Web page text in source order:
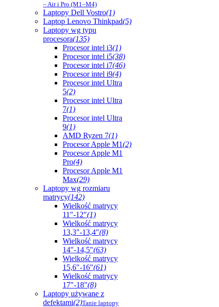
– Air i Pro (M1–M4)
Laptopy Dell Vostro(1)
Laptop Lenovo Thinkpad(5)
Laptopy wg typu
procesora(135)
Procesor intel i3(1)
Procesor intel i5(38)
Procesor intel i7(46)
Procesor intel i9(4)
Procesor intel Ultra
5(2)
Procesor intel Ultra
7(1)
Procesor intel Ultra
9(1)
AMD Ryzen 7(1)
Procesor Apple M1(2)
Procesor Apple M1
Pro(4)
Procesor Apple M1
Max(29)
Laptopy wg rozmiaru
matrycy(142)
Wielkość matrycy
11"-12"(1)
Wielkość matrycy
13,3"-13,4"(8)
Wielkość matrycy
14"-14,5"(63)
Wielkość matrycy
15,6"-16"(61)
Wielkość matrycy
17"-18"(8)
Laptopy używane z
defektami(2)Tanie laptopy